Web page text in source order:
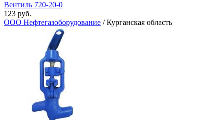
Вентиль 720-20-0
123 руб.
ООО Нефтегазоборудование / Курганская область